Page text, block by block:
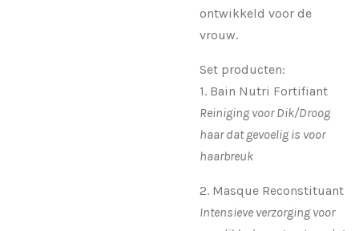
ontwikkeld voor de
vrouw.
Set producten:
1. Bain Nutri Fortifiant
Reiniging voor Dik/Droog
haar dat gevoelig is voor
haarbreuk
2. Masque Reconstituant
Intensieve verzorging voor